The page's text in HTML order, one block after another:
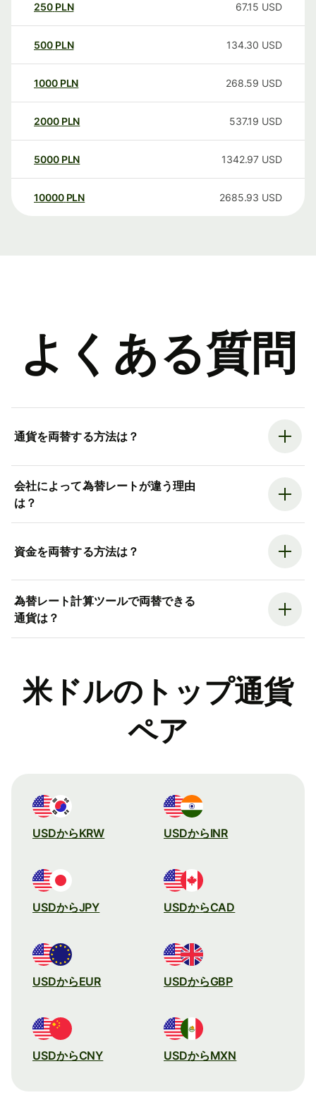
250 PLN 67.15 USD
500 PLN 134.30 USD
1000 PLN 268.59 USD
2000 PLN 537.19 USD
5000 PLN 1342.97 USD
10000 PLN 2685.93 USD
よくある質問
通貨を両替する方法は？
会社によって為替レートが違う理由
は？
資金を両替する方法は？
為替レート計算ツールで両替できる
通貨は？
米ドルのトップ通貨
ペア
USDからKRW USDからINR
USDからJPY USDからCAD
USDからEUR USDからGBP
USDからCNY USDからMXN